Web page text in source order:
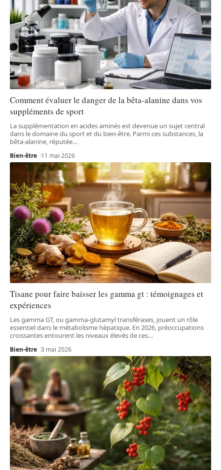
Comment évaluer le danger de la bêta-alanine dans vos
suppléments de sport
La supplémentation en acides aminés est devenue un sujet central
dans le domaine du sport et du bien-être. Parmi ces substances, la
bêta-alanine, réputée…
Bien-être 11 mai 2026
Tisane pour faire baisser les gamma gt : témoignages et
expériences
Les gamma GT, ou gamma-glutamyl transférases, jouent un rôle
essentiel dans le métabolisme hépatique. En 2026, préoccupations
croissantes entourent les niveaux élevés de ces…
Bien-être 3 mai 2026